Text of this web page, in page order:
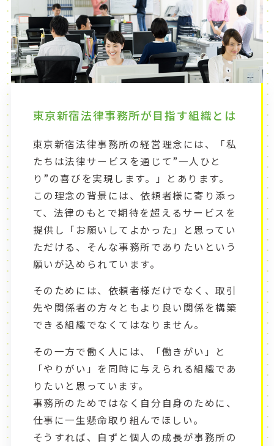
東京新宿法律事務所が目指す組織とは
東京新宿法律事務所の経営理念には、「私
たちは法律サービスを通じて”一人ひと
り”の喜びを実現します。」とあります。
この理念の背景には、依頼者様に寄り添っ
て、法律のもとで期待を超えるサービスを
提供し「お願いしてよかった」と思ってい
ただける、そんな事務所でありたいという
願いが込められています。
そのためには、依頼者様だけでなく、取引
先や関係者の方々ともより良い関係を構築
できる組織でなくてはなりません。
その一方で働く人には、「働きがい」と
「やりがい」を同時に与えられる組織であ
りたいと思っています。
事務所のためではなく自分自身のために、
仕事に一生懸命取り組んでほしい。
そうすれば、自ずと個人の成長が事務所の